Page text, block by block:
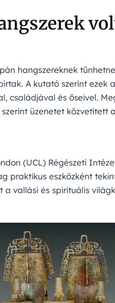
hangszereknek
A kutató szerint ezek
családjával és őseivel.
üzenetet közvetített
(UCL) Régészeti
praktikus eszközként
vallási és spirituális